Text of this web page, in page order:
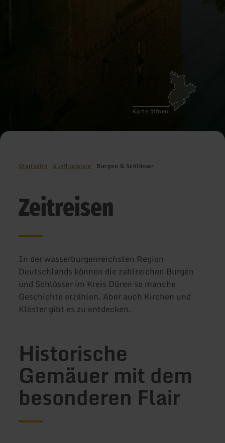
Karte öffnen
Startseite Ausflugsziele Burgen & Schlösser
Zeitreisen
In der wasserburgenreichsten Region
Deutschlands können die zahlreichen Burgen
und Schlösser im Kreis Düren so manche
Geschichte erzählen. Aber auch Kirchen und
Klöster gibt es zu entdecken.
Historische
Gemäuer mit dem
besonderen Flair